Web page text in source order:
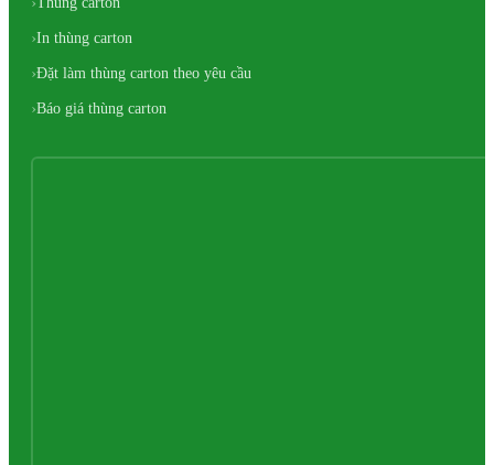
In thùng carton
Đặt làm thùng carton theo yêu cầu
Báo giá thùng carton